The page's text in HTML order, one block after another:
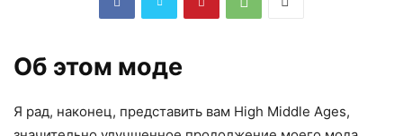
Об этом моде
Я рад, наконец, представить вам High Middle Ages,